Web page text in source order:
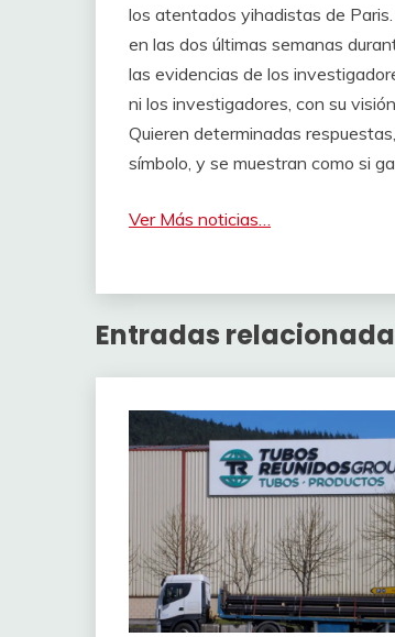
los atentados yihadistas de
en las dos últimas semanas
las evidencias de los
ni los investigadores, con su
Quieren determinadas
símbolo, y se muestran como si
Ver Más noticias…
Entradas